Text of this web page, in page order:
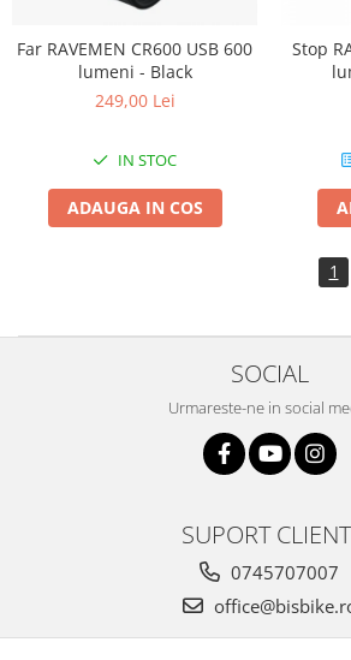
Far RAVEMEN CR600 USB 600
lumeni - Black
249,00 Lei
IN STOC
ADAUGA IN COS
Stop
1
SOCIAL
Urmareste-ne in social
SUPORT
0745707007